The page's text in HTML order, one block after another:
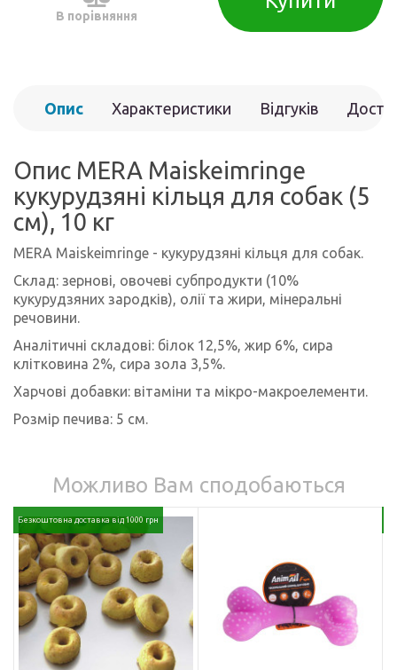
В порівняння
Опис Характеристики Відгуків
Опис MERA Maiskeimringe
кукурудзяні кільця для собак (5
см), 10 кг
MERA Maiskeimringe - кукурудзяні кільця для собак.
Склад: зернові, овочеві субпродукти (10%
кукурудзяних зародків), олії та жири, мінеральні
речовини.
Аналітичні складові: білок 12,5%, жир 6%, сира
клітковина 2%, сира зола 3,5%.
Харчові добавки: вітаміни та мікро-макроелементи.
Розмір печива: 5 см.
Можливо Вам сподобаються
Безкоштовна доставка від 1000 грн